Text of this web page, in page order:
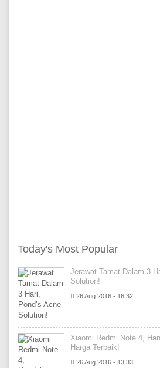
Today's Most Popular
Jerawat Tamat Dalam 3
Solution!
26 Aug 2016 - 16:32
Xiaomi Redmi Note 4,
Harga Terbaik!
26 Aug 2016 - 13:33